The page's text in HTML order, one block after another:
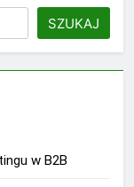
SZUKAJ
w B2B